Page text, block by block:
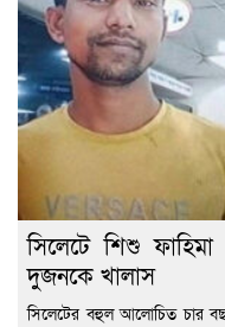
সিলেটে শিশু
দুজনকে খালাস
সিলেটের বহুল আলোচিত চার